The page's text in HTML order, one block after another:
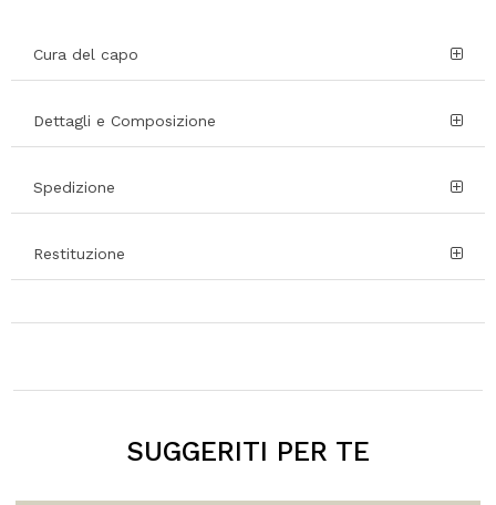
Cura del capo
Dettagli e Composizione
Spedizione
Restituzione
SUGGERITI PER TE